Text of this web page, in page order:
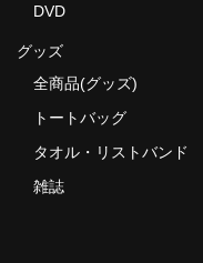
DVD
グッズ
全商品(グッズ)
トートバッグ
タオル・リストバンド
雑誌